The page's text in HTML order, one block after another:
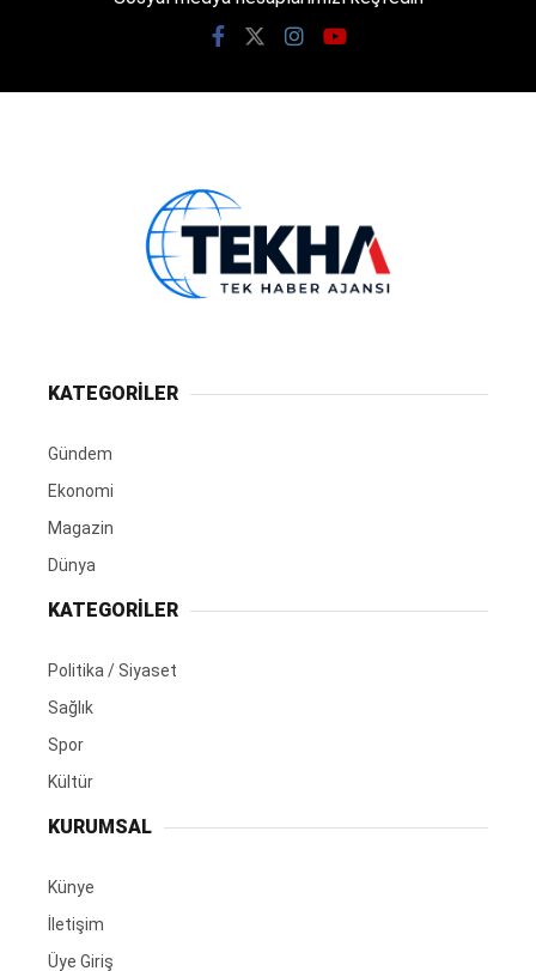
KATEGORİLER
Gündem
Ekonomi
Magazin
Dünya
KATEGORİLER
Politika / Siyaset
Sağlık
Spor
Kültür
KURUMSAL
Künye
İletişim
Üye Giriş